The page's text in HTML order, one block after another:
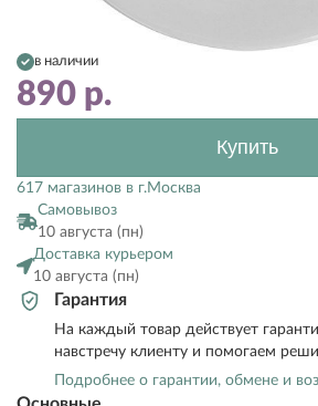
в наличии
890 р.
Купить
617 магазинов в г.Москва
Самовывоз
10 августа (пн)
Доставка курьером
10 августа (пн)
Гарантия
На каждый товар действует
навстречу клиенту и помогаем
Подробнее о гарантии, обмене и